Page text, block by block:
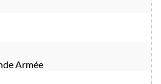
Armée